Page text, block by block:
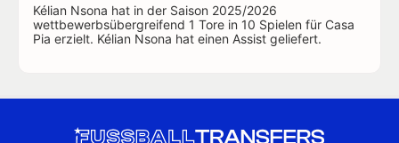
Kélian Nsona hat in der Saison 2025/2026
wettbewerbsübergreifend 1 Tore in 10 Spielen für Casa
Pia erzielt. Kélian Nsona hat einen Assist geliefert.